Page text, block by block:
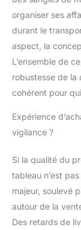
organiser ses
durant le
aspect, la
L’ensemble de
robustesse de la
cohérent pour
Expérience
vigilance ?
Si la qualité du
tableau n’est
majeur, soulevé
autour de la
Des retards de